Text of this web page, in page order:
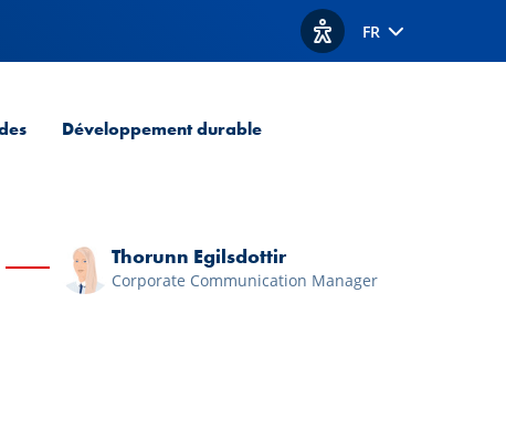
Afficher les options
FR
Développement durable
Thorunn Egilsdottir
Corporate Communication Manager